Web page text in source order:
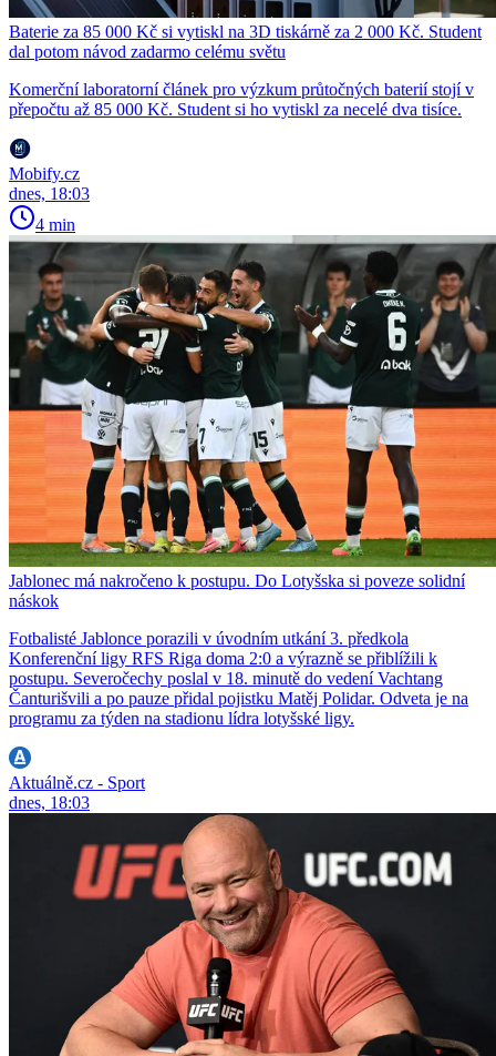
Baterie za 85 000 Kč si vytiskl na 3D tiskárně za 2 000 Kč. Student
dal potom návod zadarmo celému světu
Komerční laboratorní článek pro výzkum průtočných baterií stojí v
přepočtu až 85 000 Kč. Student si ho vytiskl za necelé dva tisíce.
Mobify.cz
dnes, 18:03
4 min
Jablonec má nakročeno k postupu. Do Lotyšska si poveze solidní
náskok
Fotbalisté Jablonce porazili v úvodním utkání 3. předkola
Konferenční ligy RFS Riga doma 2:0 a výrazně se přiblížili k
postupu. Severočechy poslal v 18. minutě do vedení Vachtang
Čanturišvili a po pauze přidal pojistku Matěj Polidar. Odveta je na
programu za týden na stadionu lídra lotyšské ligy.
Aktuálně.cz - Sport
dnes, 18:03